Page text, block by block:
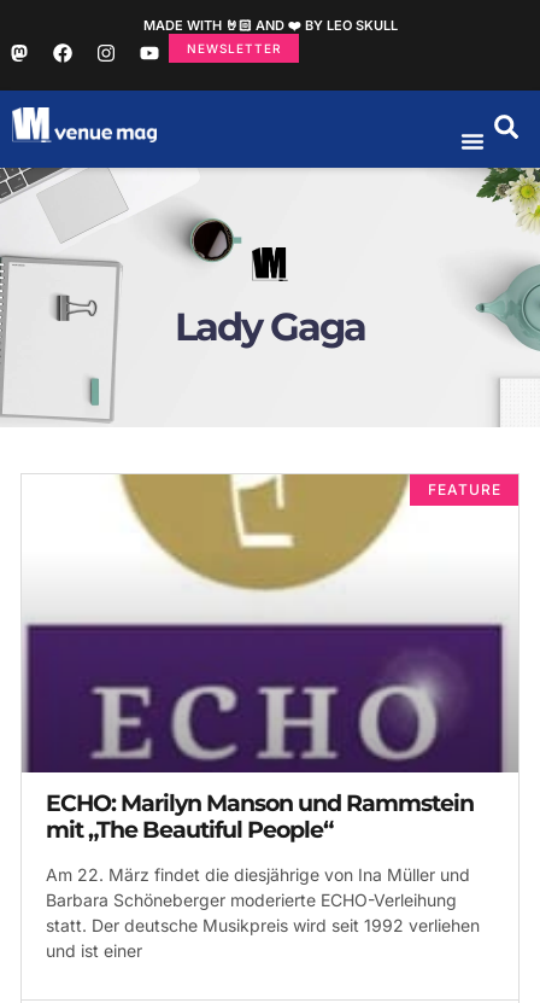
MADE WITH 🤘🏻 AND ❤️ BY LEO SKULL
NEWSLETTER
Lady Gaga
FEATURE
ECHO: Marilyn Manson und Rammstein
mit „The Beautiful People“
Am 22. März findet die diesjährige von Ina Müller und
Barbara Schöneberger moderierte ECHO-Verleihung
statt. Der deutsche Musikpreis wird seit 1992 verliehen
und ist einer